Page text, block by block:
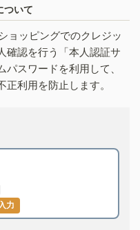
ついて
ョッピングでのクレジッ
確認を行う「本人認証サ
スワードを利用して、
利用を防止します。
力